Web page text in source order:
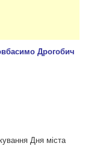
Дня міста